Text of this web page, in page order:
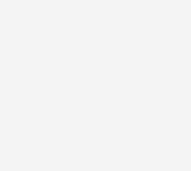
un punt d’atracció per a molts londinencs.
d’un segle; per alguns es tracta d’una
que el Spitfire i el Mini Cooper, una època
tova i moderna de Londres, com existeix
tanca els ulls a la transformació de la ciutat
d’explotació per la classe obrera). Potser la
transport de Londres és quasi un
de milions de vides i guarda
i el fum i el residu negre del sutge que